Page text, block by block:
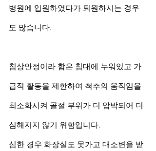
병원에 입원하였다가 퇴원하시는 경우
도 많습니다.
침상안정이라 함은 침대에 누워있고 가
급적 활동을 제한하여 척추의 움직임을
최소화시켜 골절 부위가 더 압박되어 더
심해지지 않기 위함입니다.
심한 경우 화장실도 못가고 대소변을 받